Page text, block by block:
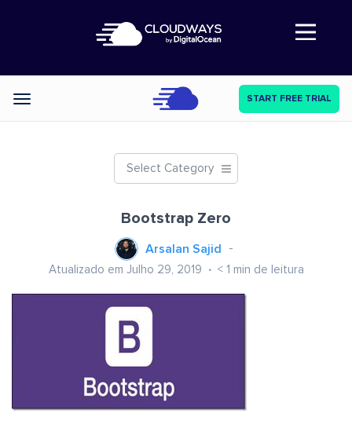
Abre a navegação
Categories START FREE TRIAL
Select Category
Bootstrap Zero
Arsalan Sajid
Atualizado em Julho 29, 2019 < 1 min de leitura